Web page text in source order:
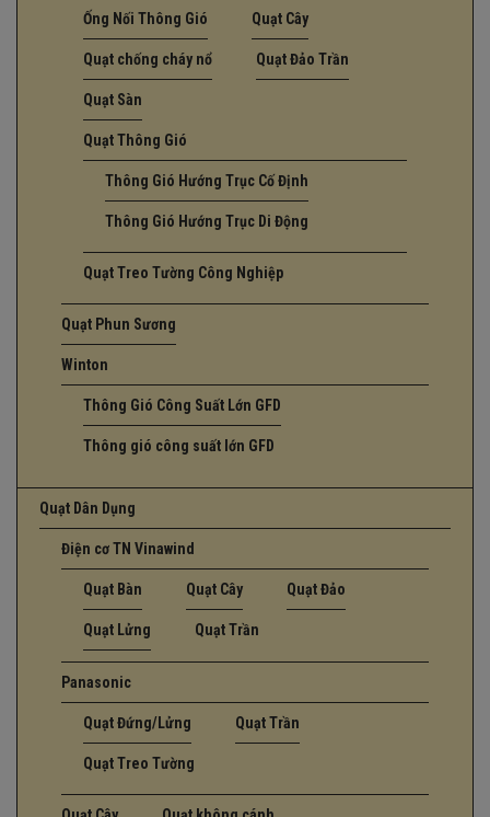
Ống Nối Thông Gió Quạt Cây
Quạt chống cháy nổ Quạt Đảo Trần
Quạt Sàn
Quạt Thông Gió
Thông Gió Hướng Trục Cố Định
Thông Gió Hướng Trục Di Động
Quạt Treo Tường Công Nghiệp
Quạt Phun Sương
Winton
Thông Gió Công Suất Lớn GFD
Thông gió công suất lớn GFD
Quạt Dân Dụng
Điện cơ TN Vinawind
Quạt Bàn Quạt Cây Quạt Đảo
Quạt Lửng Quạt Trần
Panasonic
Quạt Đứng/Lửng Quạt Trần
Quạt Treo Tường